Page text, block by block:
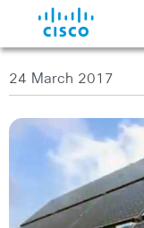
24 March 2017